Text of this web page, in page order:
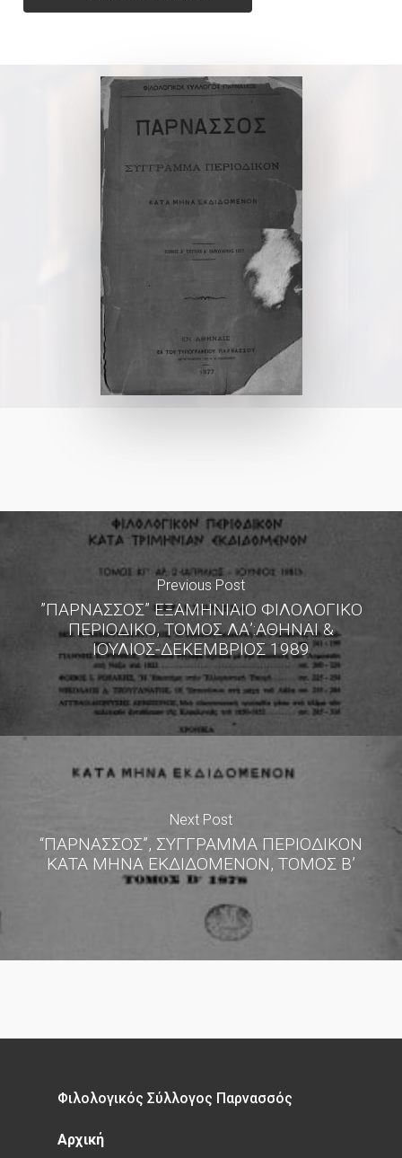
Previous Post
”ΠΑΡΝΑΣΣΟΣ” ΕΞΑΜΗΝΙΑΙΟ ΦΙΛΟΛΟΓΙΚΟ
ΠΕΡΙΟΔΙΚΟ, ΤΟΜΟΣ ΛΑ’:ΑΘΗΝΑΙ &
ΙΟΥΛΙΟΣ-ΔΕΚΕΜΒΡΙΟΣ 1989
Next Post
“ΠΑΡΝΑΣΣΟΣ”, ΣΥΓΓΡΑΜΜΑ ΠΕΡΙΟΔΙΚΟΝ
ΚΑΤΑ ΜΗΝΑ ΕΚΔΙΔΟΜΕΝΟΝ, ΤΟΜΟΣ Β’
Φιλολογικός Σύλλογος Παρνασσός
Αρχική